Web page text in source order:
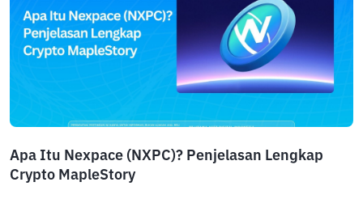
Apa Itu Nexpace (NXPC)? Penjelasan Lengkap
Crypto MapleStory